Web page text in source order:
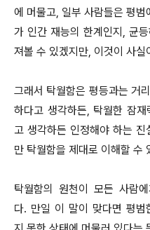
에 머물고, 일부 사람들은 평범
가 인간 재능의 한계인지, 균
져볼 수 있겠지만, 이것이 사실
그래서 탁월함은 평등과는 거
하다고 생각하든, 탁월한 잠
고 생각하든 인정해야 하는
만 탁월함을 제대로 이해할 수
탁월함의 원천이 모든 사람
다. 만일 이 말이 맞다면 평범